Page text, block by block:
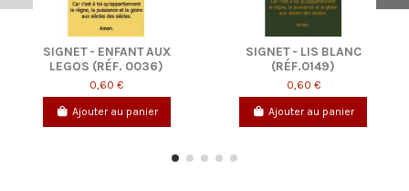
SIGNET - LIS BLANC
(RÉF.0149)
Ajouter au panier
SIGNET - BOUTON
ROSE
Ajouter au